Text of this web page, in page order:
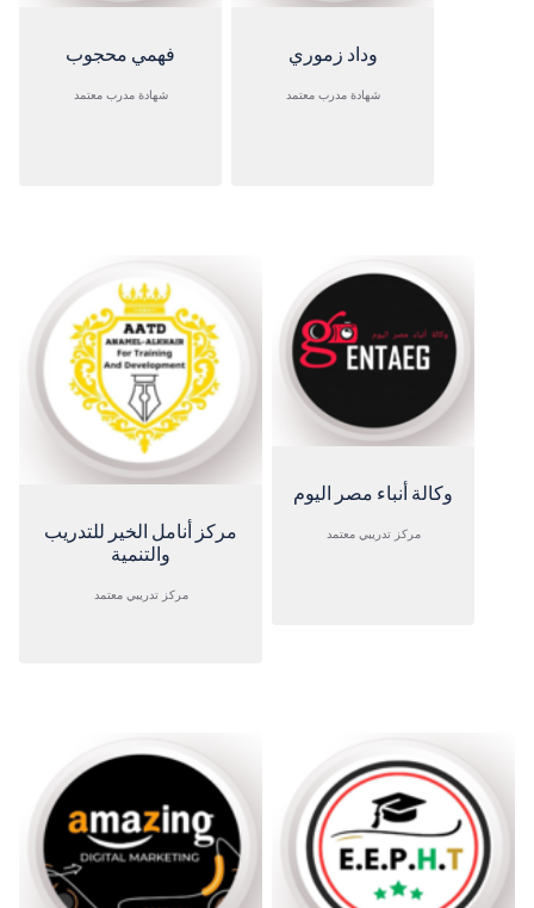
فهمي محجوب
شهادة مدرب معتمد
وداد زموري
شهادة مدرب معتمد
مركز أنامل الخير للتدريب
والتنمية
مركز تدريبي معتمد
وكالة أنباء مصر اليوم
مركز تدريبي معتمد